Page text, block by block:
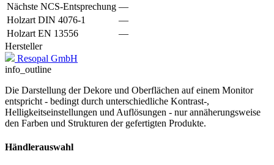
Nächste NCS-Entsprechung —
Holzart DIN 4076-1
—
Holzart EN 13556
—
Hersteller
Resopal GmbH
info_outline
Die Darstellung der Dekore und Oberflächen auf einem Monitor
entspricht - bedingt durch unterschiedliche Kontrast-,
Helligkeitseinstellungen und Auflösungen - nur annäherungsweise
den Farben und Strukturen der gefertigten Produkte.
Händlerauswahl